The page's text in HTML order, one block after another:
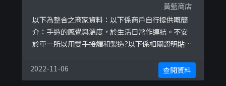
黃藍商店
以下為整合之商家資料：以下係商戶自行提供嘅簡
介：手造的感覺與溫度，於生活日常作連結。不安
於單一所以用雙手接觸和製造?以下係相關證明貼
https://www.facebook.com/unadesign.store/
photos/a.1758124234502874/24032340099918
2022-11-06 查閱資料